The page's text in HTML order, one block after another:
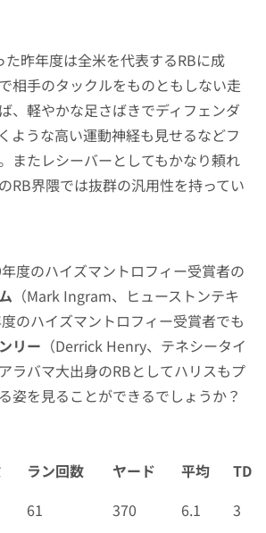
昨年度は全米を代表するRBに成
相手のタックルをものともしない走
、軽やかな足さばきでディフェンダ
ような高い運動神経も見せるなどフ
またレシーバーとしてもかなり頼れ
RB界隈では抜群の汎用性を持ってい
度のハイズマントロフィー受賞者の
（Mark Ingram、ヒューストンテキ
のハイズマントロフィー受賞者でも
リー （Derrick Henry、テネシータイ
ラバマ大出身のRBとしてハリスもプ
姿を見ることができるでしょうか？
ラン回数 ヤード 平均
TD
ラン回数 ヤード 平均 TD
61 370 6.1
3